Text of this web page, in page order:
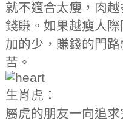
就不適合太瘦，肉
錢賺。如果越瘦人
加的少，賺錢的門
苦。
生肖虎：
屬虎的朋友一向追